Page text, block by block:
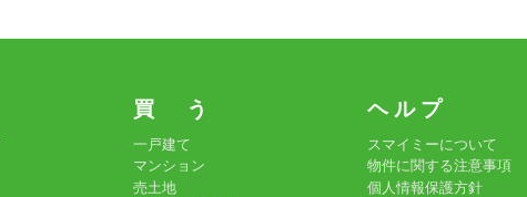
買 う
一戸建て
マンション
売土地
ヘ ル プ
スマイミーについて
物件に関する注意事項
個人情報保護方針